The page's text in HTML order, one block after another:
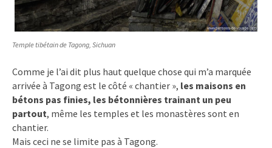
Temple tibétain de Tagong, Sichuan
Comme je l’ai dit plus haut quelque chose qui m’a marquée
arrivée à Tagong est le côté « chantier », les maisons en
bétons pas finies, les bétonnières trainant un peu
partout, même les temples et les monastères sont en
chantier.
Mais ceci ne se limite pas à Tagong.